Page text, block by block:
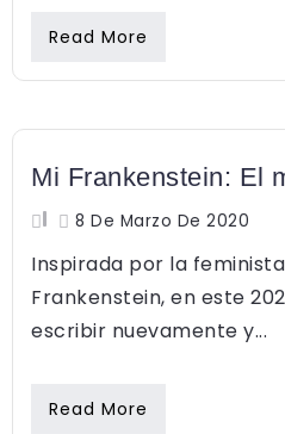
Read More
Mi Frankenstein: El
8 De Marzo De 2020
Inspirada por la
Frankenstein, en este
escribir nuevamente y...
Read More